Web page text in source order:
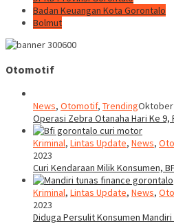
Badan Keuangan Kota Gorontalo
Bolmut
Otomotif
News, Otomotif, TrendingOktober
Operasi Zebra Otanaha Hari Ke
Kriminal, Lintas Update, News,
2023
Curi Kendaraan Milik Konsumen,
Kriminal, Lintas Update, News,
2023
Diduga Persulit Konsumen